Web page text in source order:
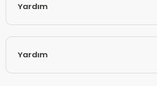
Yardım
Yardım